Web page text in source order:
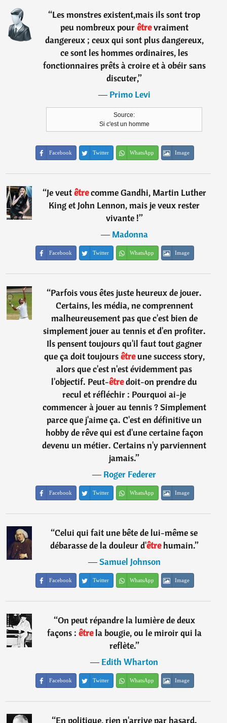
“Les monstres existent,mais ils sont trop
peu nombreux pourêtrevraiment
dangereux ; ceux qui sont plus dangereux,
ce sont les hommes ordinaires, les
fonctionnaires prêts à croire et à obéir sans
discuter,”
―Primo Levi
Source:
Si c'est un homme
Facebook Twitter WhatsApp Image
“Je veutêtrecomme Gandhi, Martin Luther
King et John Lennon, mais je veux rester
vivante !”
―Madonna
Facebook Twitter WhatsApp Image
“Parfois vous êtes juste heureux de jouer.
Certains, les média, ne comprennent
malheureusement pas que c'est bien de
simplement jouer au tennis et d'en profiter.
Ils pensent toujours qu'il faut tout gagner
que ça doit toujoursêtreune success story,
alors que c'est n'est évidemment pas
l'objectif. Peut-êtredoit-on prendre du
recul et réfléchir : Pourquoi ai-je
commencer à jouer au tennis ? Simplement
parce que j'aime ça. C'est en définitive un
hobby de rêve qui est d'une certaine façon
devenu un métier. Certains n'y parviennent
jamais.”
―Roger Federer
Facebook Twitter WhatsApp Image
“Celui qui fait une bête de lui-même se
débarasse de la douleur d'êtrehumain.”
―Samuel Johnson
Facebook Twitter WhatsApp Image
“On peut répandre la lumière de deux
façons : êtrela bougie, ou le miroir qui la
reflète.”
―Edith Wharton
Facebook Twitter WhatsApp Image
“En politique, rien n'arrive par hasard.